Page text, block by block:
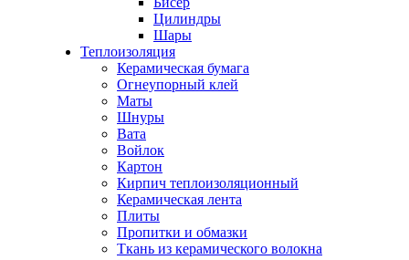
Цилиндры
Шары
Теплоизоляция
Керамическая бумага
Огнеупорный клей
Маты
Шнуры
Вата
Войлок
Картон
Кирпич теплоизоляционный
Керамическая лента
Плиты
Пропитки и обмазки
Ткань из керамического волокна